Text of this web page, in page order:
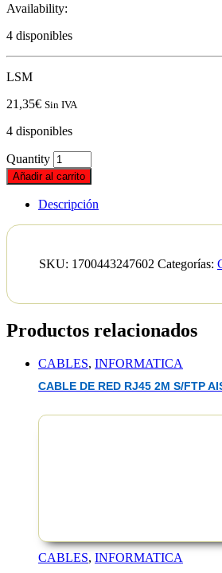
Availability:
4 disponibles
LSM
21,35€ Sin IVA
4 disponibles
Quantity
Añadir al carrito
Descripción
SKU: 1700443247602 Categorías:
Productos relacionados
CABLES, INFORMATICA
CABLE DE RED RJ45 2M S/FTP
CABLES, INFORMATICA